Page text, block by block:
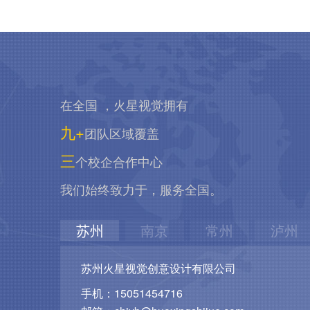
在全国 ，火星视觉拥有
九+团队区域覆盖
三个校企合作中心
我们始终致力于，服务全国。
苏州 南京 常州 泸州
苏州火星视觉创意设计有限公司
手机：15051454716